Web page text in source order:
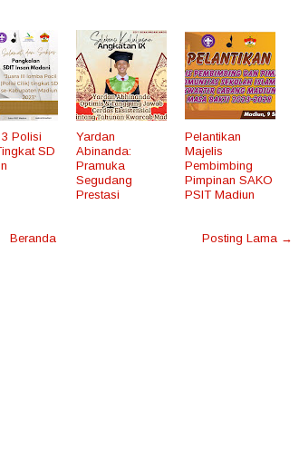
Polisi
SD
Yardan
Abinanda:
Pramuka
Segudang
Prestasi
Pelantikan
Majelis
Pembimbing
Pimpinan SAKO
PSIT Madiun
Posting Lama →
Beranda